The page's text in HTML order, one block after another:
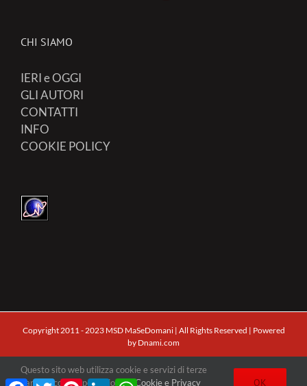
CHI SIAMO
IERI e OGGI
GLI AUTORI
CONTATTI
INFO
COOKIE POLICY
Copyright 2011 - 2023 MSD MaSeDomani | All Rights Reserved | Powered
by Dnami.com
Facebook
X Pinterest
Questo sito web utilizza cookie e servizi di terze
parti. Clicca qui per visionareCookie e Privacy OK